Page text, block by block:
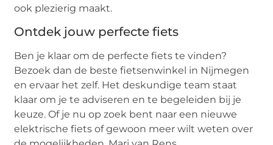
ook plezierig maakt.
Ontdek jouw perfecte fiets
Ben je klaar om de perfecte fiets te vinden?
Bezoek dan de beste fietsenwinkel in Nijmegen
en ervaar het zelf. Het deskundige team staat
klaar om je te adviseren en te begeleiden bij je
keuze. Of je nu op zoek bent naar een nieuwe
elektrische fiets of gewoon meer wilt weten over